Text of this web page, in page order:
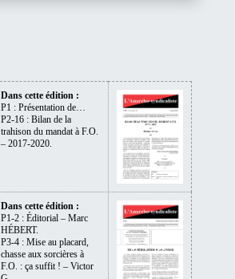
Dans cette édition :
P1 : Présentation de…
P2-16 : Bilan de la
trahison du mandat à F.O.
– 2017-2020.
Dans cette édition :
P1-2 : Éditorial – Marc
HÉBERT.
P3-4 : Mise au placard,
chasse aux sorcières à
F.O. : ça suffit ! – Victor